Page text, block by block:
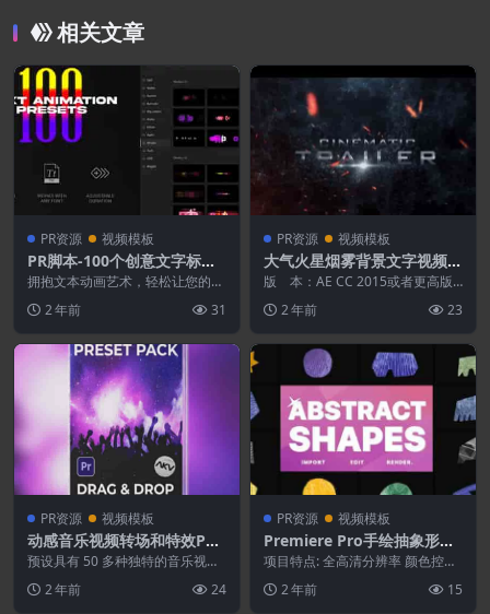
相关文章
PR资源 视频模板
PR脚本-100个创意文字标题
特效动画预设 Text Presets
拥抱文本动画艺术，轻松让您的内
容栩栩如生。您可以使用这 100
个独特的文本动画...
2 年前 31
PR资源 视频模板
大气火星烟雾背景文字视频宣
传片头PR预设- Cinematic T
railer
版 本：AE CC 2015或者更高版
本，PR CC 2021或者更高版本...
2 年前 23
PR资源 视频模板
动感音乐视频转场和特效PR
预设
预设具有 50 多种独特的音乐视频
使用我们简单的拖...
2 年前 24
PR资源 视频模板
Premiere Pro手绘抽象形状
插件
项目特点: 全高清分辨率 颜色控制
2 年前 15